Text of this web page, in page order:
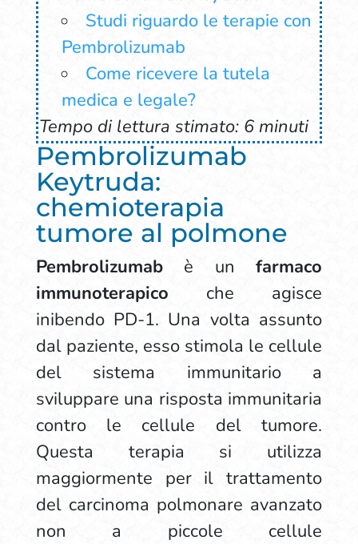
Studi riguardo le terapie con
Pembrolizumab
Come ricevere la tutela
medica e legale?
Tempo di lettura stimato: 6 minuti
Pembrolizumab
Keytruda:
chemioterapia
tumore al polmone
Pembrolizumabè unfarmaco
immunoterapico che agisce
inibendo PD-1. Una volta assunto
dal paziente, esso stimola le cellule
del sistema immunitario a
sviluppare una risposta immunitaria
contro le cellule del tumore.
Questa terapia si utilizza
maggiormente per il trattamento
del carcinoma polmonare avanzato
non a piccole cellule